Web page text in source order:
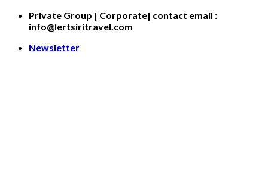
Skip
Private Group | Corporate| contact email :
info@lertsiritravel.com
Newsletter